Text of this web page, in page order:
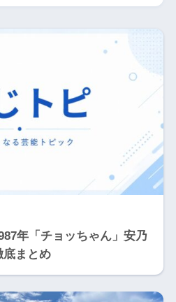
年「チョッちゃん」安乃
底まとめ